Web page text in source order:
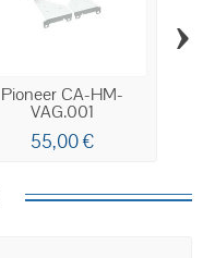
Pioneer CA-HM-
VAG.001
55,00 €
›